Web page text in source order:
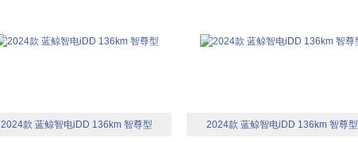
2024款 蓝鲸智电iDD 136km 智尊型 2024款 蓝鲸智电iDD 136km 智尊型